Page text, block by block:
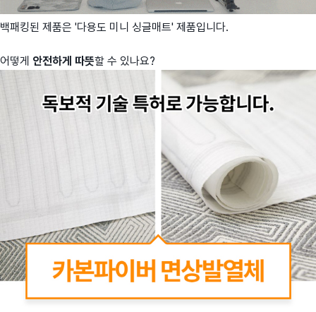
백패킹된 제품은 '다용도 미니 싱글매트' 제품입니다.
어떻게 안전하게 따뜻할 수 있나요?